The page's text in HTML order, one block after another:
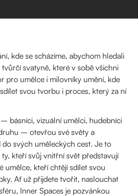
kde se scházíme, abychom hledali
svatyně, které v sobě všichni
pro umělce i milovníky umění, kde
svou tvorbu i proces, který za ní
básníci, vizuální umělci, hudebníci
– otevřou své světy a
svých uměleckých cest. Je to
kteří svůj vnitřní svět představují
umělce, kteří chtějí sdílet svou
Ať už přijdete tvořit, naslouchat
Inner Spaces je pozvánkou